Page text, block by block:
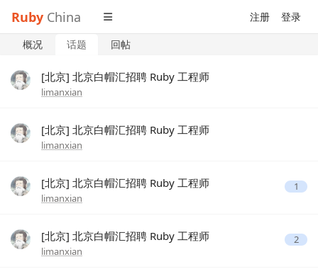
Ruby China 注册 登录
概况 话题 回帖
[北京] 北京白帽汇招聘 Ruby 工程师
limanxian
[北京] 北京白帽汇招聘 Ruby 工程师
limanxian
[北京] 北京白帽汇招聘 Ruby 工程师
limanxian
1
[北京] 北京白帽汇招聘 Ruby 工程师
limanxian
2